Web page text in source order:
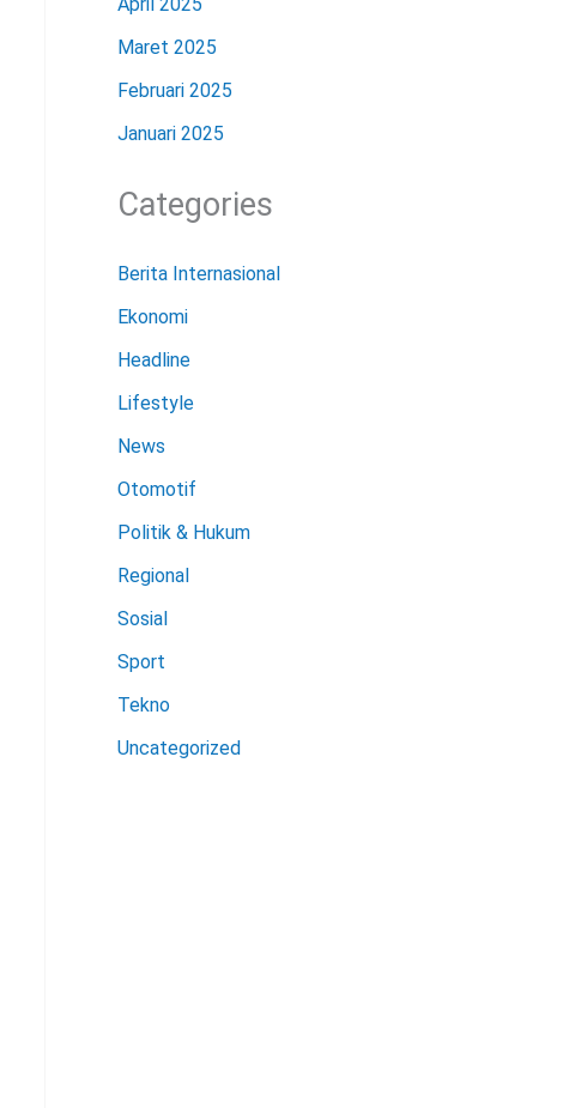
Maret 2025
Februari 2025
Januari 2025
Categories
Berita Internasional
Ekonomi
Headline
Lifestyle
News
Otomotif
Politik & Hukum
Regional
Sosial
Sport
Tekno
Uncategorized